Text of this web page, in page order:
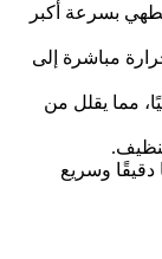
بسرعة أكبر
مباشرة إلى
مما يقلل من
دقيقًا وسريع